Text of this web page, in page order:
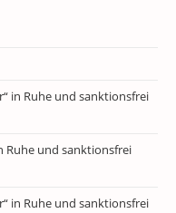
in Ruhe und sanktionsfrei
Ruhe und sanktionsfrei
in Ruhe und sanktionsfrei